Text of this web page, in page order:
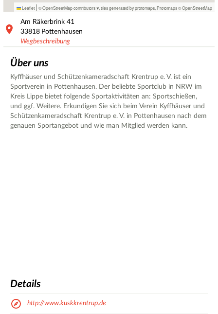
Leaflet | © OpenStreetMap contributors ♥, tiles generated by protomaps Protomaps©OpenStreetMap
Am Räkerbrink 41
33818 Pottenhausen
Wegbeschreibung
Über uns
Kyffhäuser und Schützenkameradschaft Krentrup e. V. ist ein
Sportverein in Pottenhausen. Der beliebte Sportclub in NRW im
Kreis Lippe bietet folgende Sportaktivitäten an: Sportschießen,
und ggf. Weitere. Erkundigen Sie sich beim Verein Kyffhäuser und
Schützenkameradschaft Krentrup e. V. in Pottenhausen nach dem
genauen Sportangebot und wie man Mitglied werden kann.
Details
http://www.kuskkrentrup.de